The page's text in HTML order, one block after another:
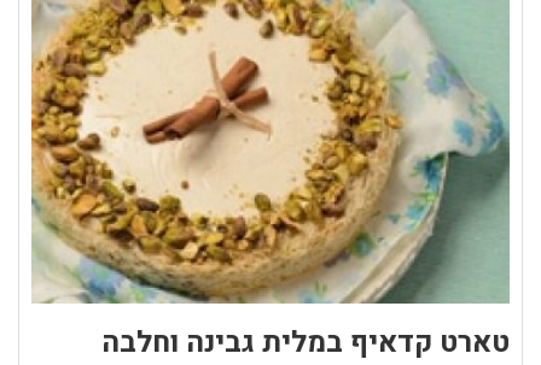
טארט קדאיף במלית גבינה וחלבה